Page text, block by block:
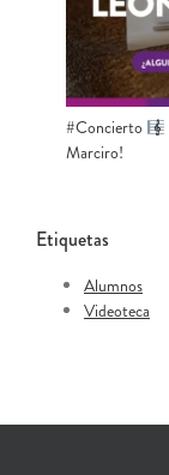
#Concierto
Marciro!
Etiquetas
Alumnos
Videoteca